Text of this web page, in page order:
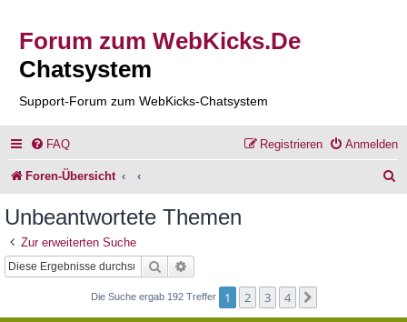
Forum zum WebKicks.De
Chatsystem
Support-Forum zum WebKicks-Chatsystem
FAQ Anmelden
Registrieren
Foren-Übersicht
Unbeantwortete Themen
Zur erweiterten Suche
Suche
Die Suche ergab 192 Treffer 1 2 3 4